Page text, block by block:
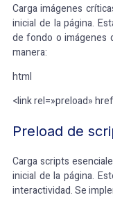
Carga imágenes
inicial de la página.
de fondo o imágenes
manera:
html
<link rel=»preload»
Preload de
Carga scripts
inicial de la página.
interactividad. Se